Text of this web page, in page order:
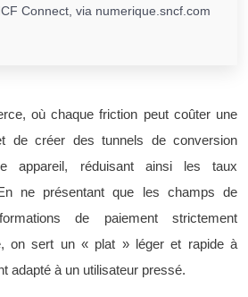
Connect, via numerique.sncf.com
où chaque friction peut coûter une
de créer des tunnels de conversion
appareil, réduisant ainsi les taux
ne présentant que les champs de
de paiement strictement
on sert un « plat » léger et rapide à
adapté à un utilisateur pressé.